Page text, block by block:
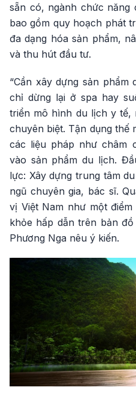
sẵn có, ngành chức năng
bao gồm quy hoạch phát
đa dạng hóa sản phẩm,
và thu hút đầu tư.
“Cần xây dựng sản
chỉ dừng lại ở spa hay
triển mô hình du lịch y tế,
chuyên biệt. Tận dụng
các liệu pháp như châm
vào sản phẩm du lịch.
lực: Xây dựng trung tâm
ngũ chuyên gia, bác sĩ.
vị Việt Nam như một
khỏe hấp dẫn trên bản
Phương Nga nêu ý kiến.